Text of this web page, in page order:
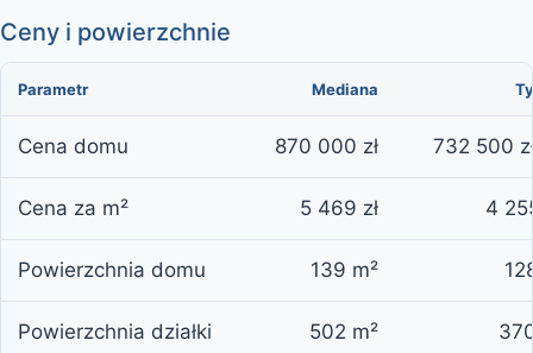
Ceny i powierzchnie
Parametr Mediana
Cena domu 870 000 zł 732 500
Cena za m² 5 469 zł 4
Powierzchnia domu 139 m²
Powierzchnia działki 502 m²